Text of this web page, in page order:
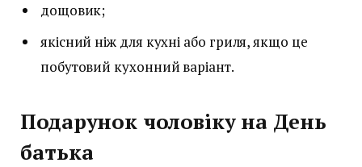
дощовик;
якісний ніж для кухні або гриля, якщо це
побутовий кухонний варіант.
Подарунок чоловіку на День
батька